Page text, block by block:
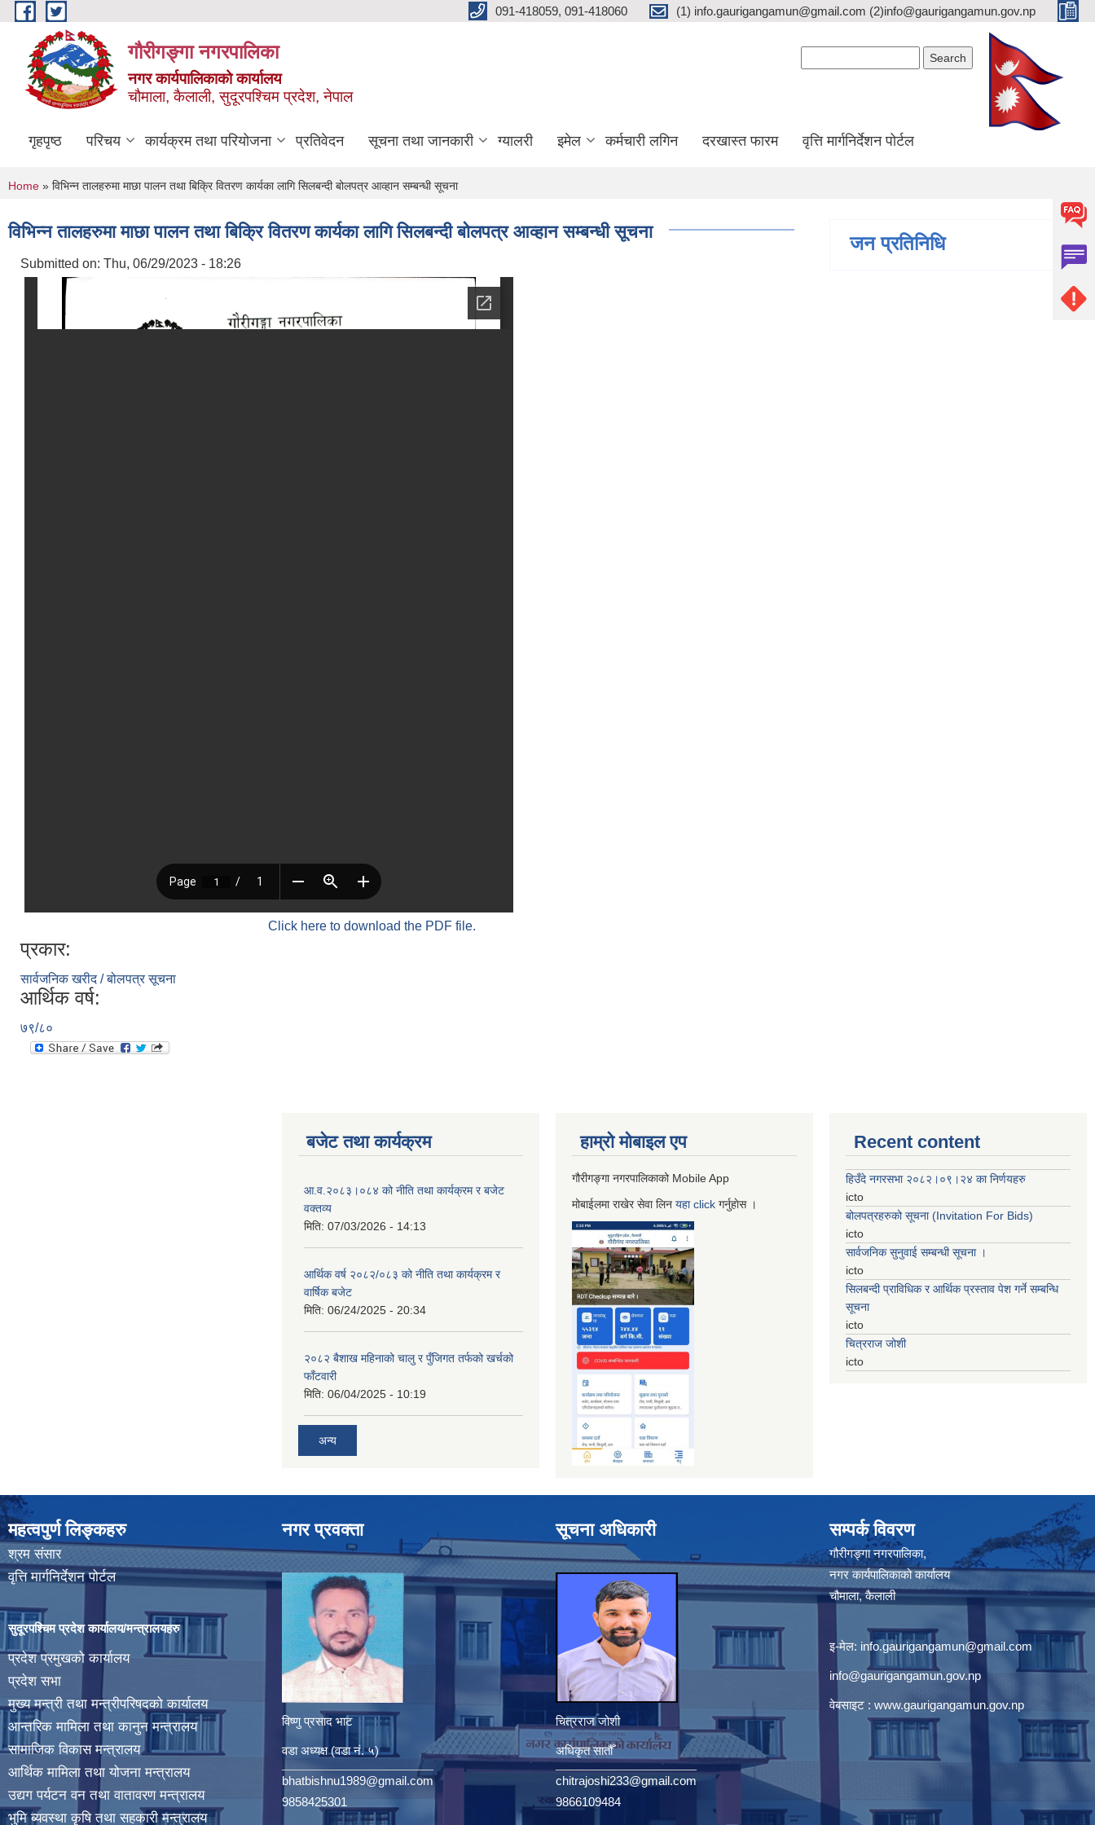
Skip to main content 091-418059, 091-418060 (1) info.gaurigangamun@gmail.com (2)info@gaurigangamun.gov.np
गौरीगङ्गा नगरपालिका
नगर कार्यपालिकाको कार्यालय
चौमाला, कैलाली, सुदूरपश्चिम प्रदेश, नेपाल
गृहपृष्ठ परिचय कार्यक्रम तथा परियोजना प्रतिवेदन सूचना तथा जानकारी ग्यालरी इमेल कर्मचारी लगिन दरखास्त फारम वृत्ति मार्गनिर्देशन पोर्टल
You are here
Home » विभिन्न तालहरुमा माछा पालन तथा बिक्रि वितरण कार्यका लागि सिलबन्दी बोलपत्र आव्हान सम्बन्धी सूचना
विभिन्न तालहरुमा माछा पालन तथा बिक्रि वितरण कार्यका लागि सिलबन्दी बोलपत्र आव्हान सम्बन्धी सूचना
Submitted on: Thu, 06/29/2023 - 18:26
Click here to download the PDF file.
प्रकार:
सार्वजनिक खरीद / बोलपत्र सूचना
आर्थिक वर्ष:
७९/८०
जन प्रतिनिधि
बजेट तथा कार्यक्रम
आ.व.२०८३।०८४ को नीति तथा कार्यक्रम र बजेट
वक्तव्य
मिति: 07/03/2026 - 14:13
आर्थिक वर्ष २०८२/०८३ को नीति तथा कार्यक्रम र
वार्षिक बजेट
मिति: 06/24/2025 - 20:34
२०८२ बैशाख महिनाको चालु र पुँजिगत तर्फको खर्चको
फाँटवारी
मिति: 06/04/2025 - 10:19
अन्य
हाम्रो माेबाइल एप
गौरीगङ्गा नगरपालिकाको Mobile App
मोबाईलमा राखेर सेवा लिन यहाclick गर्नुहाेस ।
Recent content
हिउँदे नगरसभा २०८२।०९।२४ का निर्णयहरु
icto
बोलपत्रहरुको सूचना (Invitation For Bids)
icto
सार्वजनिक सुनुवाई सम्बन्धी सूचना ।
icto
सिलबन्दी प्राविधिक र आर्थिक प्रस्ताव पेश गर्ने सम्बन्धि
सूचना
icto
चित्रराज जोशी
icto
महत्वपुर्ण लिङ्कहरु
श्रम संसार
वृत्ति मार्गनिर्देशन पोर्टल
सुदूरपश्चिम प्रदेश कार्यालय/मन्त्रालयहरु
प्रदेश प्रमुखको कार्यालय
प्रदेश सभा
मुख्य मन्त्री तथा मन्त्रीपरिषदको कार्यालय
आन्तरिक मामिला तथा कानुन मन्त्रालय
सामाजिक विकास मन्त्रालय
आर्थिक मामिला तथा योजना मन्त्रालय
उद्यग पर्यटन वन तथा वातावरण मन्त्रालय
भुमि ब्यवस्था कृषि तथा सहकारी मन्त्रालय
नगर प्रवक्ता
विष्णु प्रसाद भाट
वडा अध्यक्ष (वडा नं. ५)
bhatbishnu1989@gmail.com
9858425301
सूचना अधिकारी
चित्रराज जोशी
अधिकृत सातौँ
chitrajoshi233@gmail.com
9866109484
सम्पर्क विवरण
गौरीगङ्गा नगरपालिका,
नगर कार्यपालिकाको कार्यालय
चौमाला, कैलाली
इ-मेल: info.gaurigangamun@gmail.com
info@gaurigangamun.gov.np
वेबसाइट : www.gaurigangamun.gov.np